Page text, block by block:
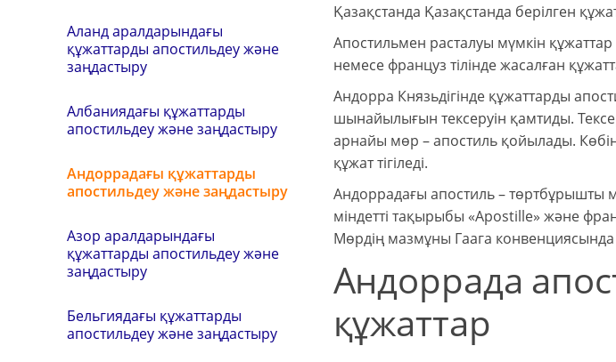
Аланд аралдарындағы
құжаттарды апостильдеу және
заңдастыру
Албаниядағы құжаттарды
апостильдеу және заңдастыру
Андоррадағы құжаттарды
апостильдеу және заңдастыру
Азор аралдарындағы
құжаттарды апостильдеу және
заңдастыру
Бельгиядағы құжаттарды
апостильдеу және заңдастыру
Қазақстанда Қазақстанда берілген
Апостильмен расталуы мүмкін құжаттар
немесе француз тілінде жасалған
Андорра Князьдігінде құжаттарды
шынайылығын тексеруін қамтиды.
арнайы мөр – апостиль қойылады.
құжат тігіледі.
Андоррадағы апостиль – төртбұрышты
міндетті тақырыбы «Apostille» және
Мөрдің мазмұны Гаага конвенциясында
Андоррада
құжаттар